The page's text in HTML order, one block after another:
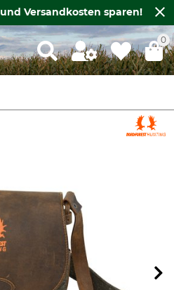
und Versandkosten sparen!
0